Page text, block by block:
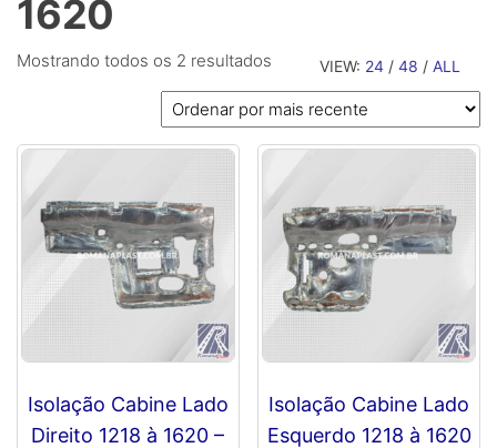
1620
VIEW: 24 / 48 / ALL
Mostrando todos os 2 resultados Classificado
por
mais
recente
Isolação Cabine Lado
Direito 1218 à 1620 –
Isolação Cabine Lado
Esquerdo 1218 à 1620